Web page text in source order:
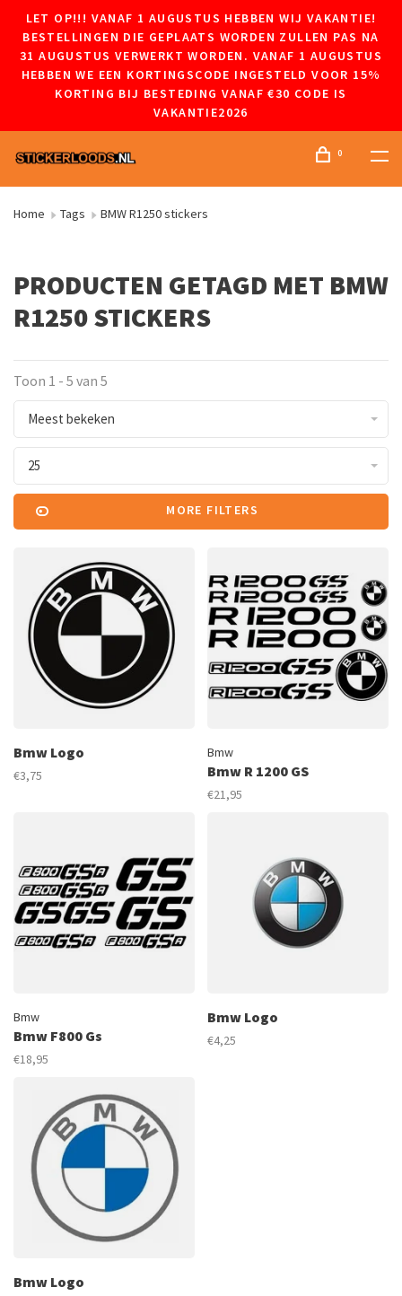
LET OP!!! VANAF 1 AUGUSTUS HEBBEN WIJ VAKANTIE!
BESTELLINGEN DIE GEPLAATS WORDEN ZULLEN PAS NA
31 AUGUSTUS VERWERKT WORDEN. VANAF 1 AUGUSTUS
HEBBEN WE EEN KORTINGSCODE INGESTELD VOOR 15%
KORTING BIJ BESTEDING VANAF €30 CODE IS
VAKANTIE2026
0
Home Tags BMW R1250 stickers
PRODUCTEN GETAGD MET BMW
R1250 STICKERS
Toon 1 - 5 van 5
Meest bekeken
25
MORE FILTERS
Bmw Logo
€3,75
Bmw
Bmw R 1200 GS
€21,95
Bmw
Bmw F800 Gs
€18,95
Bmw Logo
€4,25
Bmw Logo